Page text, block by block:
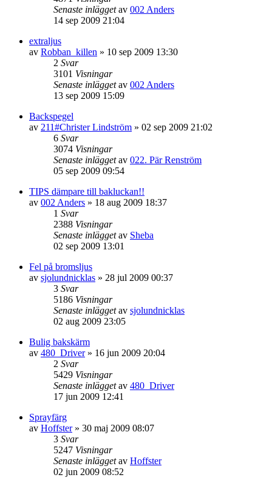
Senaste inläggetav 002 Anders
14 sep 2009 21:04
extraljus
av Robban_killen » 10 sep 2009 13:30
2 Svar
3101 Visningar
Senaste inläggetav 002 Anders
13 sep 2009 15:09
Backspegel
av 211#Christer Lindström » 02 sep 2009 21:02
6 Svar
3074 Visningar
Senaste inläggetav 022. Pär Renström
05 sep 2009 09:54
TIPS dämpare till bakluckan!!
av 002 Anders » 18 aug 2009 18:37
1 Svar
2388 Visningar
Senaste inläggetav Sheba
02 sep 2009 13:01
Fel på bromsljus
av sjolundnicklas » 28 jul 2009 00:37
3 Svar
5186 Visningar
Senaste inläggetav sjolundnicklas
02 aug 2009 23:05
Bulig bakskärm
av 480_Driver» 16 jun 2009 20:04
2 Svar
5429 Visningar
Senaste inläggetav 480_Driver
17 jun 2009 12:41
Sprayfärg
av Hoffster» 30 maj 2009 08:07
3 Svar
5247 Visningar
Senaste inläggetav Hoffster
02 jun 2009 08:52